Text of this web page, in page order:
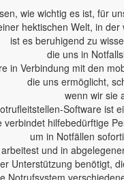
wie wichtig es ist, für
hektischen Welt, in
ist es beruhigend zu
die uns in
in Verbindung mit den
die uns ermöglicht,
wenn wir sie
Software ist
verbindet hilfebedürftige
um in Notfällen
und in
Unterstützung benötigt,
Notrufsystem